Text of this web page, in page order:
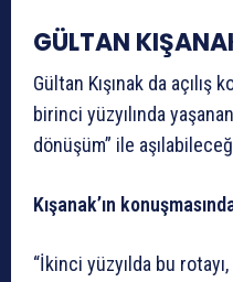
GÜLTAN
Gültan Kışınak da açılış
birinci yüzyılında
dönüşüm” ile
Kışanak’ın
“İkinci yüzyılda bu